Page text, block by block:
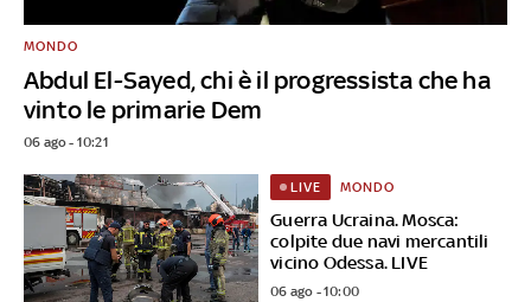
Abdul El-Sayed, chi è il progressista che ha
vinto le primarie Dem
MONDO
06 ago - 10:21
Guerra Ucraina. Mosca:
colpite due navi mercantili
vicino Odessa. LIVE
LIVE MONDO
06 ago - 10:00